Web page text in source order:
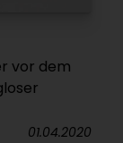
vor dem
01.04.2020